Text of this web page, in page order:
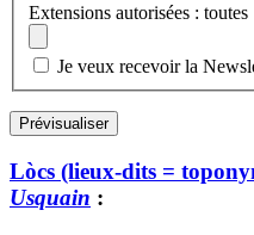
Extensions autorisées : toutes
Je veux recevoir la
Lòcs (lieux-dits =
Usquain :